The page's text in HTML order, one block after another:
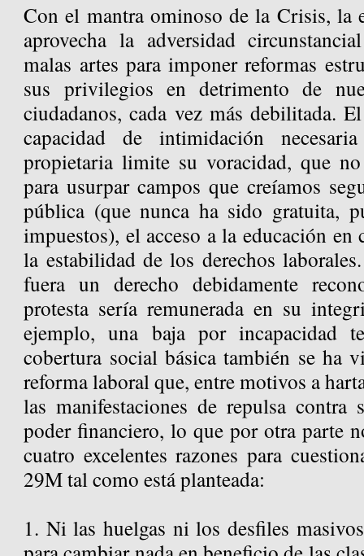
Con el mantra ominoso de la Crisis, la
aprovecha la adversidad
malas artes para imponer reformas
sus privilegios en detrimento de
ciudadanos, cada vez más debilitada.
capacidad de intimidación
propietaria limite su voracidad, que
para usurpar campos que creíamos
pública (que nunca ha sido gratuita,
impuestos), el acceso a la educación
la estabilidad de los derechos
fuera un derecho debidamente
protesta sería remunerada en su
ejemplo, una baja por incapacidad
cobertura social básica también se ha
reforma laboral que, entre motivos a
las manifestaciones de repulsa
poder financiero, lo que por otra parte
cuatro excelentes razones para
29M tal como está planteada:
1. Ni las huelgas ni los desfiles